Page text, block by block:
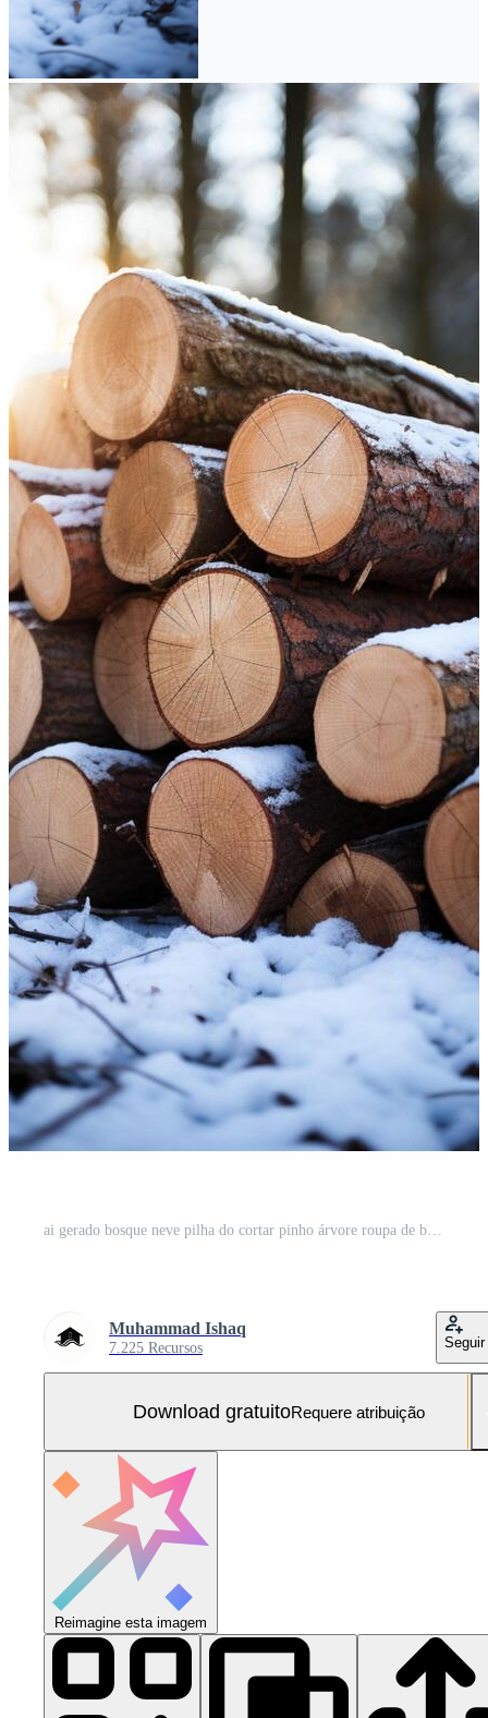
ai gerado bosque neve pilha do cortar pinho árvore roupa de baixo dentro inverno para social meios de comunicação postar Tamanho Foto Grátis
Muhammad Ishaq
7.225 Recursos Seguir
Download gratuitoRequere atribuição
Reimagine esta imagem